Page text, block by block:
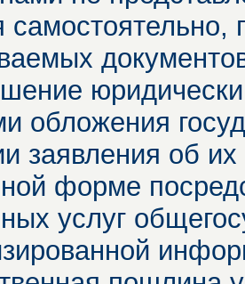
обложения
заявления об
форме
услуг